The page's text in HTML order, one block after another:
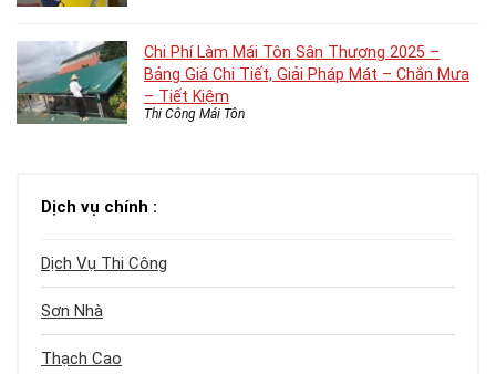
Chi Phí Làm Mái Tôn Sân Thượng 2025 –
Bảng Giá Chi Tiết, Giải Pháp Mát – Chắn Mưa
– Tiết Kiệm
Thi Công Mái Tôn
Dịch vụ chính :
Dịch Vụ Thi Công
Sơn Nhà
Thạch Cao